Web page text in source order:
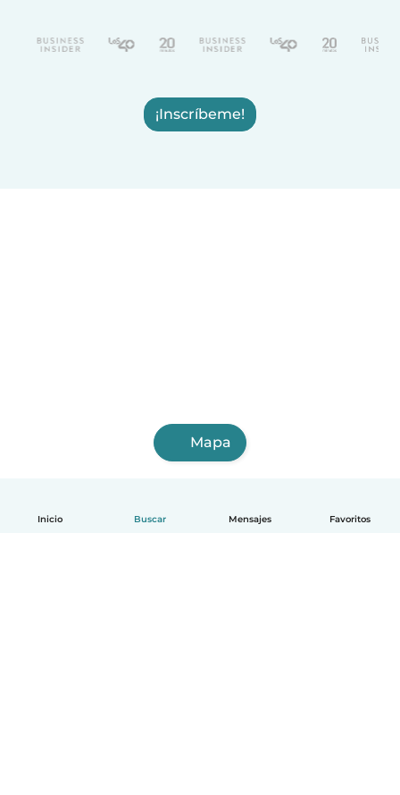
Inicio Buscar Mensajes Favoritos
¡Inscríbeme!
Mapa